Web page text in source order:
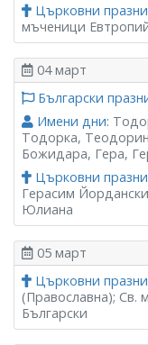
Църковни
мъченици
04 март
Български
Имени дни:
Тодорка,
Божидара, Гера,
Църковни
Герасим
Юлиана
05 март
Църковни
(Православна); Св.
Български